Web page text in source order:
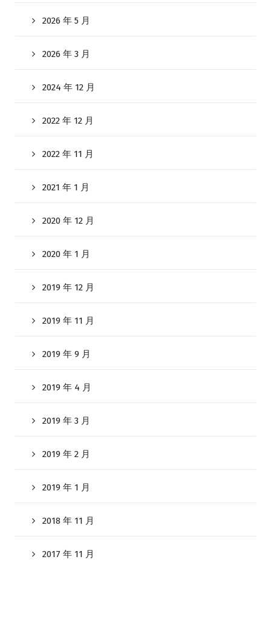
2026 年 5 月
2026 年 3 月
2024 年 12 月
2022 年 12 月
2022 年 11 月
2021 年 1 月
2020 年 12 月
2020 年 1 月
2019 年 12 月
2019 年 11 月
2019 年 9 月
2019 年 4 月
2019 年 3 月
2019 年 2 月
2019 年 1 月
2018 年 11 月
2017 年 11 月